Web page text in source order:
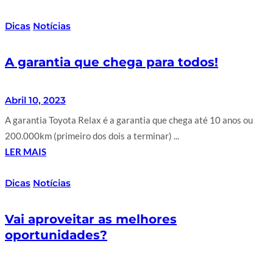
Dicas Notícias
A garantia que chega para todos!
Abril 10, 2023
A garantia Toyota Relax é a garantia que chega até 10 anos ou
200.000km (primeiro dos dois a terminar) ...
LER MAIS
Dicas Notícias
Vai aproveitar as melhores
oportunidades?